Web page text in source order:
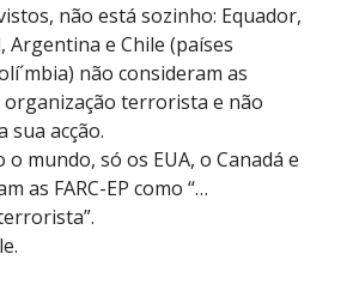
não está sozinho: Equador,
Argentina e Chile (países
não consideram as
organização terrorista e não
sua acção.
o mundo, só os EUA, o Canadá e
as FARC-EP como “…